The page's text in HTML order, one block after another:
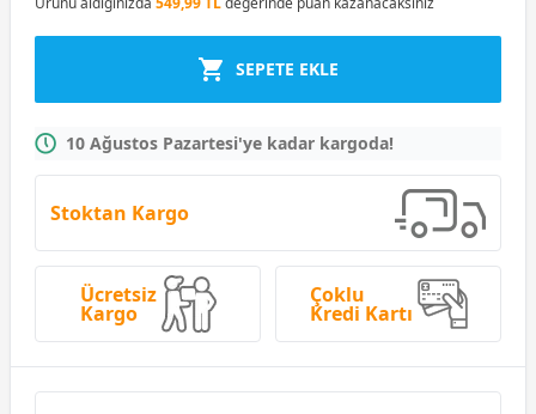
SEPETE EKLE
10 Ağustos Pazartesi'ye kadar kargoda!
Stoktan Kargo
Ücretsiz
Kargo
Çoklu
Kredi Kartı